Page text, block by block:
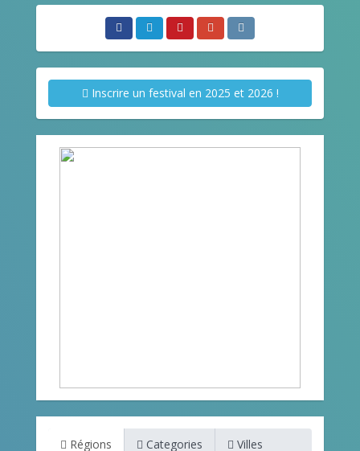
Inscrire un festival en 2025 et 2026 !
Régions Categories Villes